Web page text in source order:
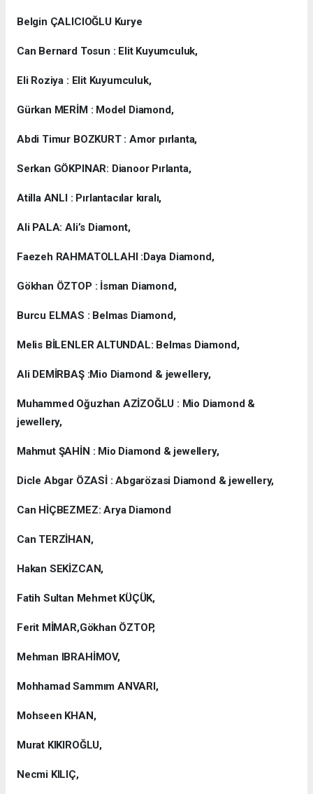
Belgin ÇALICIOĞLU Kurye
Can Bernard Tosun : Elit Kuyumculuk,
Eli Roziya : Elit Kuyumculuk,
Gürkan MERİM : Model Diamond,
Abdi Timur BOZKURT : Amor pırlanta,
Serkan GÖKPINAR: Dianoor Pırlanta,
Atilla ANLI : Pırlantacılar kıralı,
Ali PALA: Ali’s Diamont,
Faezeh RAHMATOLLAHI :Daya Diamond,
Gökhan ÖZTOP : İsman Diamond,
Burcu ELMAS : Belmas Diamond,
Melis BİLENLER ALTUNDAL: Belmas Diamond,
Ali DEMİRBAŞ :Mio Diamond & jewellery,
Muhammed Oğuzhan AZİZOĞLU : Mio Diamond &
jewellery,
Mahmut ŞAHİN : Mio Diamond & jewellery,
Dicle Abgar ÖZASİ : Abgarözasi Diamond & jewellery,
Can HİÇBEZMEZ: Arya Diamond
Can TERZİHAN,
Hakan SEKİZCAN,
Fatih Sultan Mehmet KÜÇÜK,
Ferit MİMAR,Gökhan ÖZTOP,
Mehman IBRAHİMOV,
Mohhamad Sammım ANVARI,
Mohseen KHAN,
Murat KIKIROĞLU,
Necmi KILIÇ,